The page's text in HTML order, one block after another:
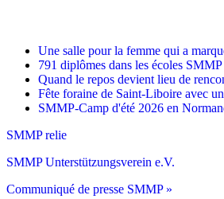
Une salle pour la femme qui a
791 diplômes dans les écoles SMMP
Quand le repos devient lieu de
Fête foraine de Saint-Liboire avec
SMMP-Camp d'été 2026 en
SMMP relie
SMMP Unterstützungsverein e.V.
Communiqué de presse SMMP »